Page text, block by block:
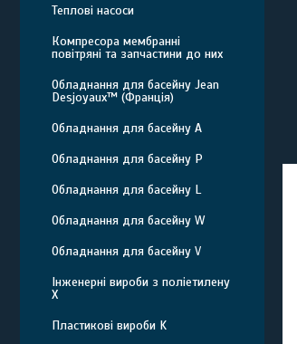
Теплові насоси
Компресора мембранні
повітряні та запчастини до них
Обладнання для басейну Jean
Desjoyaux™ (Франція)
Обладнання для басейну A
Обладнання для басейну P
Обладнання для басейну L
Обладнання для басейну W
Обладнання для басейну V
Інженерні вироби з поліетилену
Х
Пластикові вироби K